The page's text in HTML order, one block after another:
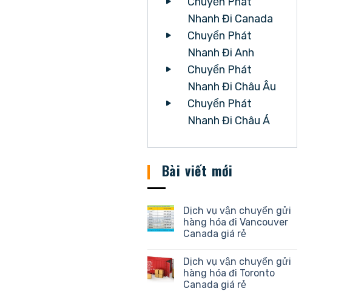
Nhanh Đi Canada
Chuyển Phát
Nhanh Đi Anh
Chuyển Phát
Nhanh Đi Châu Âu
Chuyển Phát
Nhanh Đi Châu Á
Bài viết mới
Dịch vụ vận chuyển gửi
hàng hóa đi Vancouver
Canada giá rẻ
Dịch vụ vận chuyển gửi
hàng hóa đi Toronto
Canada giá rẻ